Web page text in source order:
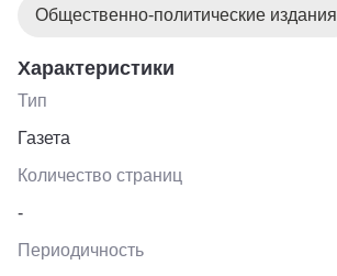
Общественно-политические издания
Характеристики
Тип
Газета
Количество страниц
-
Периодичность